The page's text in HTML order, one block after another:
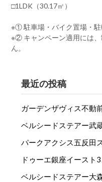
□1LDK（30.17㎡）
※① 駐車場・バイク置場・駐
※② キャンペーン適用には
ん。
最近の投稿
ガーデンザヴィス不動
ベルシードステアー武
パークアクシス五反田
ドゥーエ銀座イースト
ベルシードステアー大